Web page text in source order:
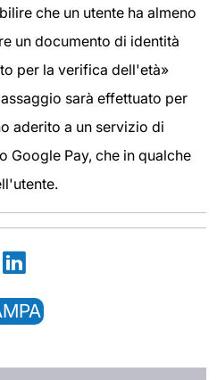
che un utente ha almeno
un documento di identità
per la verifica dell'età»
sarà effettuato per
aderito a un servizio di
Google Pay, che in qualche